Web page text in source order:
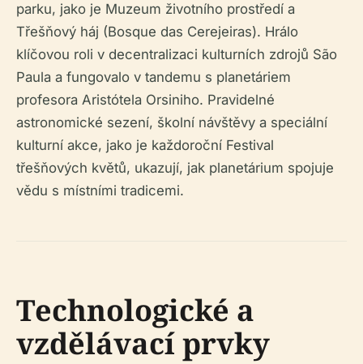
parku, jako je Muzeum životního prostředí a
Třešňový háj (Bosque das Cerejeiras). Hrálo
klíčovou roli v decentralizaci kulturních zdrojů São
Paula a fungovalo v tandemu s planetáriem
profesora Aristótela Orsiniho. Pravidelné
astronomické sezení, školní návštěvy a speciální
kulturní akce, jako je každoroční Festival
třešňových květů, ukazují, jak planetárium spojuje
vědu s místními tradicemi.
Technologické a
vzdělávací prvky